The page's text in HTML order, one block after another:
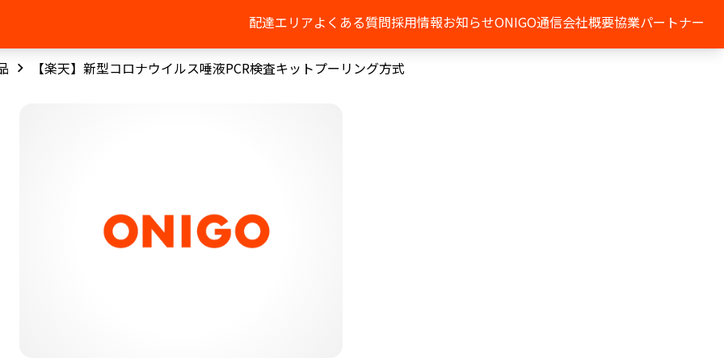
配達エリアよくある質問採用情報お知らせONIGO通信会社概要協業パートナー
【楽天】新型コロナウイルス唾液PCR検査キットプーリング方式